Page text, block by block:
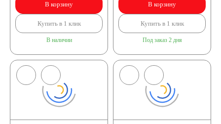
В корзину
Купить в 1 клик
В наличии
В корзину
Купить в 1 клик
Под заказ 2 дня